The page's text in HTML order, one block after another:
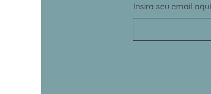
Insira seu email aqui